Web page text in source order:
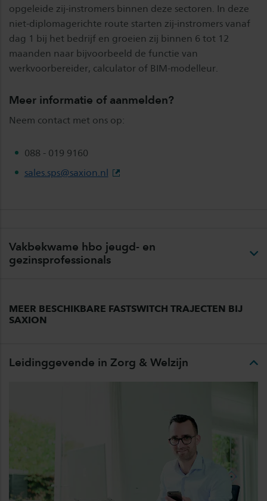
opgeleide zij-instromers binnen deze sectoren. In deze
niet-diplomagerichte route starten zij-instromers vanaf
dag 1 bij het bedrijf en groeien zij binnen 6 tot 12
maanden naar bijvoorbeeld de functie van
werkvoorbereider, calculator of BIM-modelleur.
Meer informatie of aanmelden?
Neem contact met ons op:
088 - 019 9160
sales.sps@saxion.nl
Vakbekwame hbo jeugd- en
gezinsprofessionals
MEER BESCHIKBARE FASTSWITCH TRAJECTEN BIJ
SAXION
Leidinggevende in Zorg & Welzijn